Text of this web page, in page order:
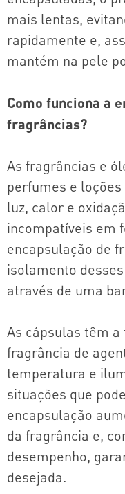
mais lentas,
rapidamente e,
mantém na pele
Como funciona a
fragrâncias?
As fragrâncias e
perfumes e
luz, calor e
incompatíveis em
encapsulação de
isolamento
através de uma
As cápsulas têm a
fragrância de
temperatura e
situações que
encapsulação
da fragrância e,
desempenho,
desejada.